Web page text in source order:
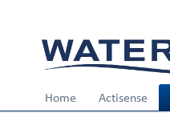
Home Actisense